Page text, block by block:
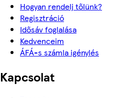
Hogyan rendelj tőlünk?
Regisztráció
Idősáv foglalása
Kedvenceim
ÁFÁ-s számla igénylés
Kapcsolat